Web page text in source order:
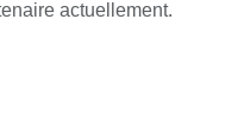
actuellement.